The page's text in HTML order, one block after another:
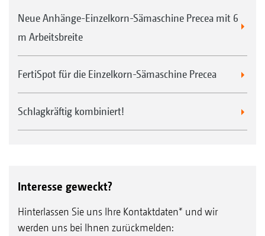
Neue Anhänge-Einzelkorn-Sämaschine Precea mit 6
m Arbeitsbreite
FertiSpot für die Einzelkorn-Sämaschine Precea
Schlagkräftig kombiniert!
Interesse geweckt?
Hinterlassen Sie uns Ihre Kontaktdaten* und wir
werden uns bei Ihnen zurückmelden: